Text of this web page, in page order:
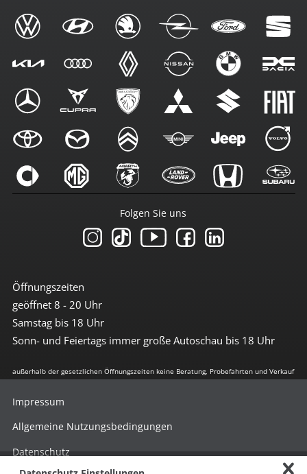
Öffnungszeiten
geöffnet 8 - 20 Uhr
Samstag bis 18 Uhr
Sonn- und Feiertags immer große Autoschau bis 18 Uhr
Folgen Sie uns
außerhalb der gesetzlichen Öffnungszeiten keine Beratung, Probefahrten und Verkauf
Impressum
Allgemeine Nutzungsbedingungen
Datenschutz